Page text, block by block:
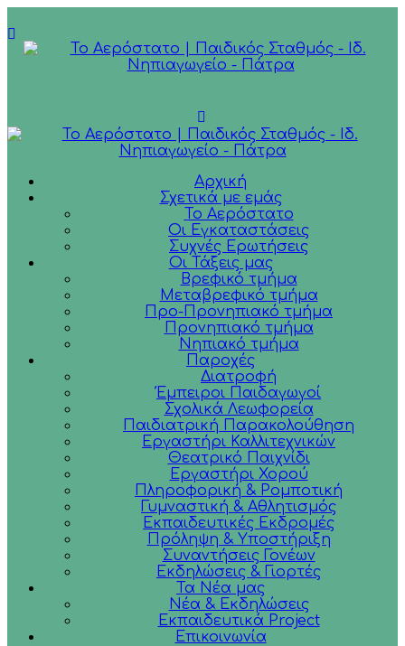
Αρχική
Σχετικά με εμάς
Το Αερόστατο
Οι Εγκαταστάσεις
Συχνές Ερωτήσεις
Οι Τάξεις μας
Βρεφικό τμήμα
Μεταβρεφικό τμήμα
Προ-Προνηπιακό τμήμα
Προνηπιακό τμήμα
Νηπιακό τμήμα
Παροχές
Διατροφή
Έμπειροι Παιδαγωγοί
Σχολικά Λεωφορεία
Παιδιατρική Παρακολούθηση
Εργαστήρι Καλλιτεχνικών
Θεατρικό Παιχνίδι
Εργαστήρι Χορού
Πληροφορική & Ρομποτική
Γυμναστική & Αθλητισμός
Εκπαιδευτικές Εκδρομές
Πρόληψη & Υποστήριξη
Συναντήσεις Γονέων
Εκδηλώσεις & Γιορτές
Τα Νέα μας
Νέα & Εκδηλώσεις
Εκπαιδευτικά Project
Επικοινωνία